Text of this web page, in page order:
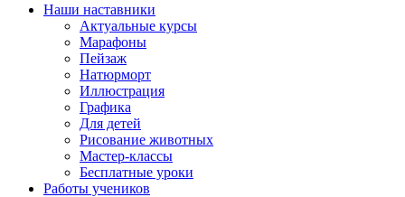
Наши наставники
Актуальные курсы
Марафоны
Пейзаж
Натюрморт
Иллюстрация
Графика
Для детей
Рисование животных
Мастер-классы
Бесплатные уроки
Работы учеников